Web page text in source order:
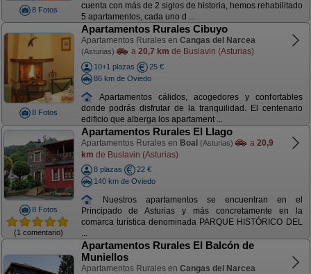
8 Fotos
cuenta con más de 2 siglos de historia, hemos rehabilitado
5 apartamentos, cada uno d ...
8 Fotos
Apartamentos Rurales Cibuyo
Apartamentos Rurales en Cangas del Narcea
(Asturias) a 20,7 km de Buslavin (Asturias)
10+1 plazas
25 €
86 km de Oviedo
Apartamentos cálidos, acogedores y confortables
donde podrás disfrutar de la tranquilidad. El centenario
edificio que alberga los apartament ...
8 Fotos
(1 comentario)
Apartamentos Rurales El Llago
Apartamentos Rurales en Boal (Asturias) a 20,9
km de Buslavin (Asturias)
8 plazas
22 €
140 km de Oviedo
Nuestros apartamentos se encuentran en el
Principado de Asturias y más concretamente en la
comarca turística denominada PARQUE HISTÓRICO DEL
...
Apartamentos Rurales El Balcón de
Muniellos
Apartamentos Rurales en Cangas del Narcea